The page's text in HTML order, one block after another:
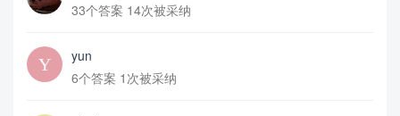
33个答案 14次被采纳
yun
6个答案 1次被采纳